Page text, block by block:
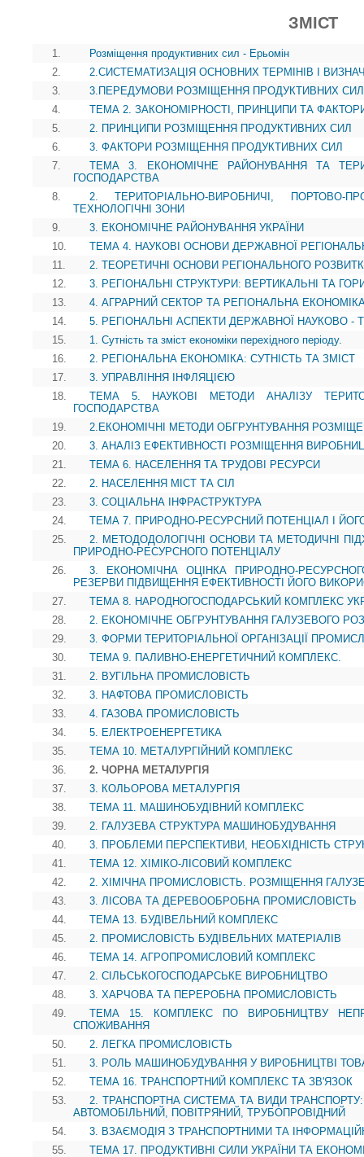
ЗМІСТ
1.
Розміщення продуктивних сил - Ерьомін
2.
2.СИСТЕМАТИЗАЦІЯ ОСНОВНИХ ТЕРМІНІВ І
3.
3.ПЕРЕДУМОВИ РОЗМІЩЕННЯ ПРОДУКТИВНИХ СИЛ
4.
ТЕМА 2. ЗАКОНОМІРНОСТІ, ПРИНЦИПИ ТА
5.
2. ПРИНЦИПИ РОЗМІЩЕННЯ ПРОДУКТИВНИХ СИЛ
6.
3. ФАКТОРИ РОЗМІЩЕННЯ ПРОДУКТИВНИХ СИЛ
7.
ТЕМА 3. ЕКОНОМІЧНЕ РАЙОНУВАННЯ ТА
ГОСПОДАРСТВА
8.
2. ТЕРИТОРІАЛЬНО-ВИРОБНИЧІ, ПОРТОВО-
ТЕХНОЛОГІЧНІ ЗОНИ
9.
3. ЕКОНОМІЧНЕ РАЙОНУВАННЯ УКРАЇНИ
10.
ТЕМА 4. НАУКОВІ ОСНОВИ ДЕРЖАВНОЇ
11.
2. ТЕОРЕТИЧНІ ОСНОВИ РЕГІОНАЛЬНОГО
12.
3. РЕГІОНАЛЬНІ СТРУКТУРИ: ВЕРТИКАЛЬНІ ТА
13.
4. АГРАРНИЙ СЕКТОР ТА РЕГІОНАЛЬНА
14.
5. РЕГІОНАЛЬНІ АСПЕКТИ ДЕРЖАВНОЇ НАУКОВО -
15.
1. Сутність та зміст економіки перехідного періоду.
16.
2. РЕГІОНАЛЬНА ЕКОНОМІКА: СУТНІСТЬ ТА ЗМІСТ
17.
3. УПРАВЛІННЯ ІНФЛЯЦІЄЮ
18.
ТЕМА 5. НАУКОВІ МЕТОДИ АНАЛІЗУ
ГОСПОДАРСТВА
19.
2.ЕКОНОМІЧНІ МЕТОДИ ОБГРУНТУВАННЯ
20.
3. АНАЛІЗ ЕФЕКТИВНОСТІ РОЗМІЩЕННЯ
21.
ТЕМА 6. НАСЕЛЕННЯ ТА ТРУДОВІ РЕСУРСИ
22.
2. НАСЕЛЕННЯ МІСТ ТА СІЛ
23.
3. СОЦІАЛЬНА ІНФРАСТРУКТУРА
24.
ТЕМА 7. ПРИРОДНО-РЕСУРСНИЙ ПОТЕНЦІАЛ І
25.
2. МЕТОДОДОЛОГІЧНІ ОСНОВИ ТА МЕТОДИЧНІ
ПРИРОДНО-РЕСУРСНОГО ПОТЕНЦІАЛУ
26.
3. ЕКОНОМІЧНА ОЦІНКА ПРИРОДНО-
РЕЗЕРВИ ПІДВИЩЕННЯ ЕФЕКТИВНОСТІ ЙОГО
27.
ТЕМА 8. НАРОДНОГОСПОДАРСЬКИЙ КОМПЛЕКС
28.
2. ЕКОНОМІЧНЕ ОБГРУНТУВАННЯ ГАЛУЗЕВОГО
29.
3. ФОРМИ ТЕРИТОРІАЛЬНОЇ ОРГАНІЗАЦІЇ
30.
ТЕМА 9. ПАЛИВНО-ЕНЕРГЕТИЧНИЙ КОМПЛЕКС.
31.
2. ВУГІЛЬНА ПРОМИСЛОВІСТЬ
32.
3. НАФТОВА ПРОМИСЛОВІСТЬ
33.
4. ГАЗОВА ПРОМИСЛОВІСТЬ
34.
5. ЕЛЕКТРОЕНЕРГЕТИКА
35.
ТЕМА 10. МЕТАЛУРГІЙНИЙ КОМПЛЕКС
36.
2. ЧОРНА МЕТАЛУРГІЯ
37.
3. КОЛЬОРОВА МЕТАЛУРГІЯ
38.
ТЕМА 11. МАШИНОБУДІВНИЙ КОМПЛЕКС
39.
2. ГАЛУЗЕВА СТРУКТУРА МАШИНОБУДУВАННЯ
40.
3. ПРОБЛЕМИ ПЕРСПЕКТИВИ, НЕОБХІДНІСТЬ
41.
ТЕМА 12. ХІМІКО-ЛІСОВИЙ КОМПЛЕКС
42.
2. ХІМІЧНА ПРОМИСЛОВІСТЬ. РОЗМІЩЕННЯ
43.
3. ЛІСОВА ТА ДЕРЕВООБРОБНА ПРОМИСЛОВІСТЬ
44.
ТЕМА 13. БУДІВЕЛЬНИЙ КОМПЛЕКС
45.
2. ПРОМИСЛОВІСТЬ БУДІВЕЛЬНИХ МАТЕРІАЛІВ
46.
ТЕМА 14. АГРОПРОМИСЛОВИЙ КОМПЛЕКС
47.
2. СІЛЬСЬКОГОСПОДАРСЬКЕ ВИРОБНИЦТВО
48.
3. ХАРЧОВА ТА ПЕРЕРОБНА ПРОМИСЛОВІСТЬ
49.
ТЕМА 15. КОМПЛЕКС ПО ВИРОБНИЦТВУ
СПОЖИВАННЯ
50.
2. ЛЕГКА ПРОМИСЛОВІСТЬ
51.
3. РОЛЬ МАШИНОБУДУВАННЯ У ВИРОБНИЦТВІ
52.
ТЕМА 16. ТРАНСПОРТНИЙ КОМПЛЕКС ТА ЗВ'ЯЗОК
53.
2. ТРАНСПОРТНА СИСТЕМА ТА ВИДИ
АВТОМОБІЛЬНИЙ, ПОВІТРЯНИЙ, ТРУБОПРОВІДНИЙ
54.
3. ВЗАЄМОДІЯ З ТРАНСПОРТНИМИ ТА
55.
ТЕМА 17. ПРОДУКТИВНІ СИЛИ УКРАЇНИ ТА